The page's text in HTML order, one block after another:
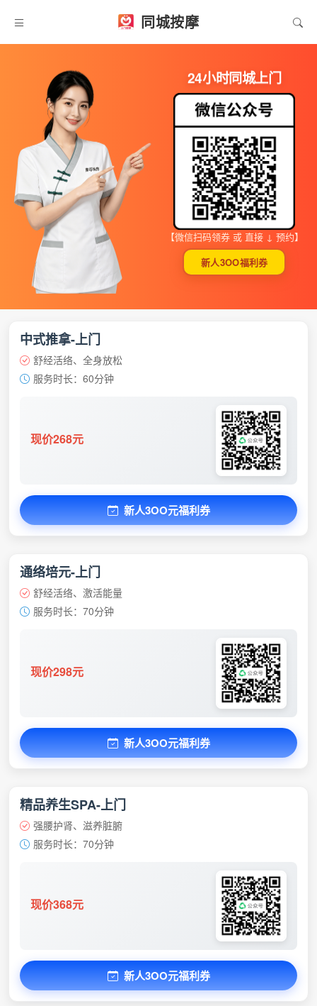
同城按摩
24小时同城上门
【微信扫码领券 或 直接 ↓ 预约】
新人3OO福利券
中式推拿-上门
舒经活络、全身放松
服务时长：60分钟
现价268元
新人3OO元福利券
通络培元-上门
舒经活络、激活能量
服务时长：70分钟
现价298元
新人3OO元福利券
精品养生SPA-上门
强腰护肾、滋养脏腑
服务时长：70分钟
现价368元
新人3OO元福利券